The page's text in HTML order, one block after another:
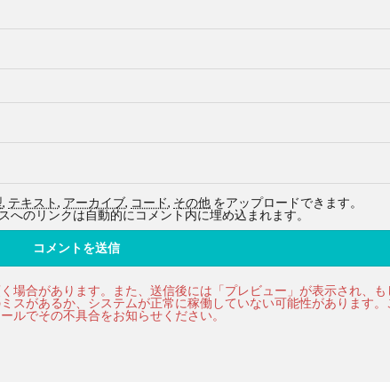
, テキスト, アーカイブ, コード, その他 をアップロードできます。
のリンクは自動的にコメント内に埋め込まれます。